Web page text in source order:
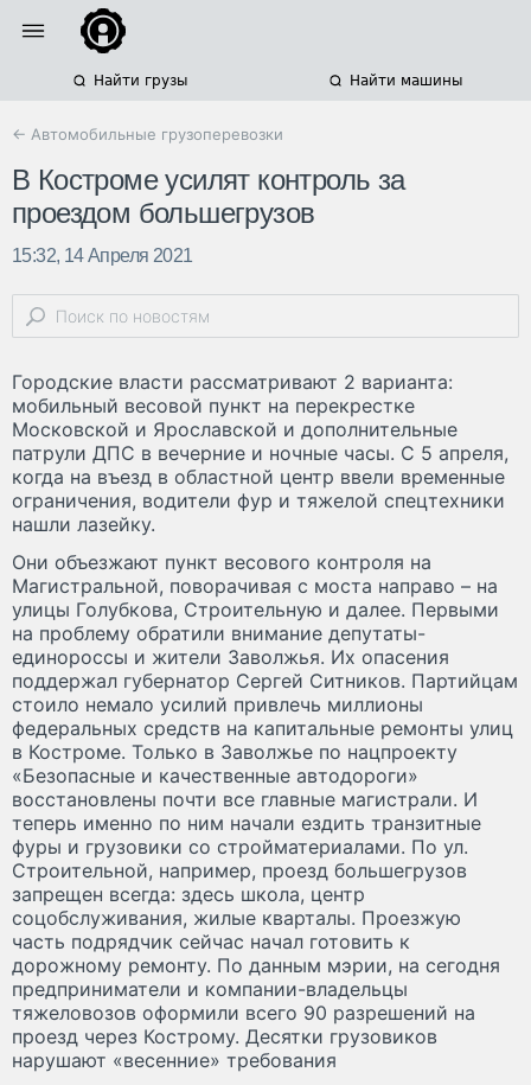
Найти грузы Найти машины
← Автомобильные грузоперевозки
В Костроме усилят контроль за
проездом большегрузов
15:32, 14 Апреля 2021
Городские власти рассматривают 2 варианта:
мобильный весовой пункт на перекрестке
Московской и Ярославской и дополнительные
патрули ДПС в вечерние и ночные часы. С 5 апреля,
когда на въезд в областной центр ввели временные
ограничения, водители фур и тяжелой спецтехники
нашли лазейку.
Они объезжают пункт весового контроля на
Магистральной, поворачивая с моста направо – на
улицы Голубкова, Строительную и далее. Первыми
на проблему обратили внимание депутаты-
единороссы и жители Заволжья. Их опасения
поддержал губернатор Сергей Ситников. Партийцам
стоило немало усилий привлечь миллионы
федеральных средств на капитальные ремонты улиц
в Костроме. Только в Заволжье по нацпроекту
«Безопасные и качественные автодороги»
восстановлены почти все главные магистрали. И
теперь именно по ним начали ездить транзитные
фуры и грузовики со стройматериалами. По ул.
Строительной, например, проезд большегрузов
запрещен всегда: здесь школа, центр
соцобслуживания, жилые кварталы. Проезжую
часть подрядчик сейчас начал готовить к
дорожному ремонту. По данным мэрии, на сегодня
предприниматели и компании-владельцы
тяжеловозов оформили всего 90 разрешений на
проезд через Кострому. Десятки грузовиков
нарушают «весенние» требования